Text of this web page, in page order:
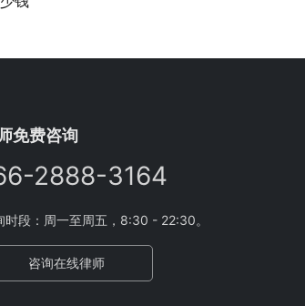
免费咨询
2888-3164
时段：周一至周五，8:30 - 22:30。
咨询在线律师